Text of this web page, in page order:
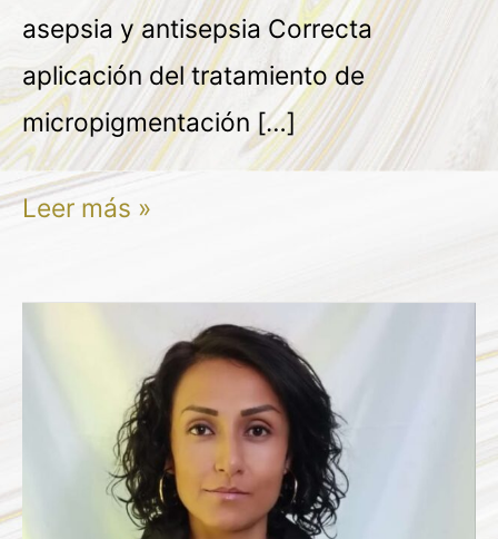
asepsia y antisepsia Correcta
aplicación del tratamiento de
micropigmentación […]
Leer más »
ALCANTAR
ROMERO